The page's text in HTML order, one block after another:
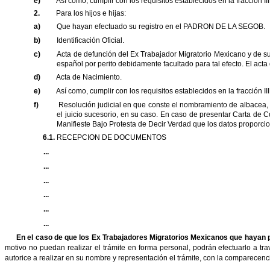
2. Para los hijos e hijas:
a) Que hayan efectuado su registro en el PADRON DE LA SEGOB.
b) Identificación Oficial.
c) Acta de defunción del Ex Trabajador Migratorio Mexicano y de su
español por perito debidamente facultado para tal efecto. El
d) Acta de Nacimiento.
e) Así como, cumplir con los requisitos establecidos en la fracción III
f) Resolución judicial en que conste el nombramiento de albacea, o
el juicio sucesorio, en su caso. En caso de presentar Carta de
Manifieste Bajo Protesta de Decir Verdad que los datos
6.1. RECEPCION DE DOCUMENTOS
...
...
...
...
...
...
En el caso de que los Ex Trabajadores Migratorios Mexicanos que
motivo no puedan realizar el trámite en forma personal, podrán efectuarlo a
autorice a realizar en su nombre y representación el trámite, con la